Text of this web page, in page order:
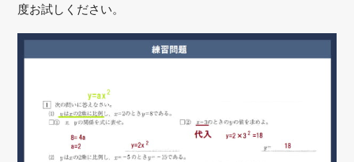
度お試しください。